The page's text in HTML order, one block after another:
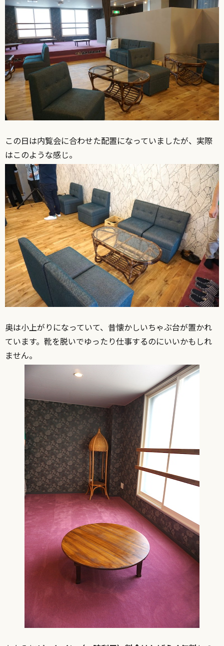
この日は内覧会に合わせた配置になっていましたが、実際
はこのような感じ。
奥は小上がりになっていて、昔懐かしいちゃぶ台が置かれ
ています。靴を脱いでゆったり仕事するのにいいかもしれ
ません。